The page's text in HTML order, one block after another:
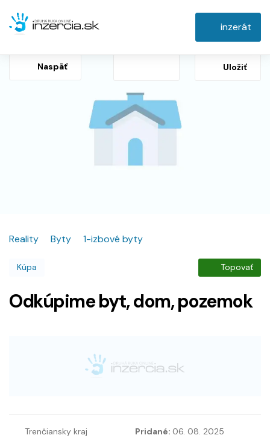
inzerát
Naspäť Uložiť
Reality Byty 1-izbové byty
Kúpa Topovať
Odkúpime byt, dom, pozemok
Trenčiansky kraj Pridané: 06. 08. 2025